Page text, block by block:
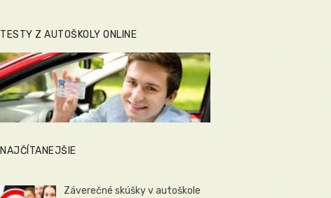
TESTY Z AUTOŠKOLY ONLINE
NAJČÍTANEJŠIE
Záverečné skúšky v autoškole